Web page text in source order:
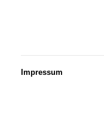
Impressum